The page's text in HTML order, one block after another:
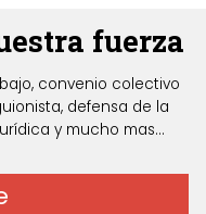
fuerza
convenio colectivo
defensa de la
y mucho mas...